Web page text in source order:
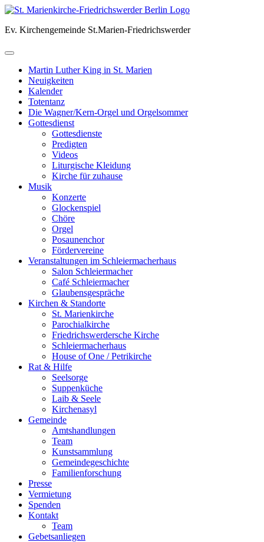
Skip
content
Ev. Kirchengemeinde St.Marien-Friedrichswerder
Martin Luther King in St. Marien
Neuigkeiten
Kalender
Totentanz
Die Wagner/Kern-Orgel und Orgelsommer
Gottesdienst
Gottesdienste
Predigten
Videos
Liturgische Kleidung
Kirche für zuhause
Musik
Konzerte
Glockenspiel
Chöre
Orgel
Posaunenchor
Fördervereine
Veranstaltungen im Schleiermacherhaus
Salon Schleiermacher
Café Schleiermacher
Glaubensgespräche
Kirchen & Standorte
St. Marienkirche
Parochialkirche
Friedrichswerdersche Kirche
Schleiermacherhaus
House of One / Petrikirche
Rat & Hilfe
Seelsorge
Suppenküche
Laib & Seele
Kirchenasyl
Gemeinde
Amtshandlungen
Team
Kunstsammlung
Gemeindegeschichte
Familienforschung
Presse
Vermietung
Spenden
Kontakt
Team
Gebetsanliegen